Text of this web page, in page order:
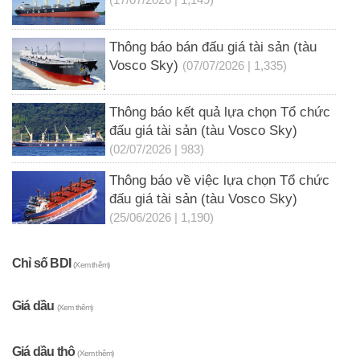
Thông báo bán đấu giá tài sản (tàu
Vosco Sky) (07/07/2026 | 1,335)
Thông báo kết quả lựa chọn Tổ chức
đấu giá tài sản (tàu Vosco Sky)
(02/07/2026 | 983)
Thông báo về việc lựa chọn Tổ chức
đấu giá tài sản (tàu Vosco Sky)
(25/06/2026 | 1,190)
Chỉ số BDI(Xem thêm)
Giá dầu (Xem thêm)
Giá dầu thô(Xem thêm)